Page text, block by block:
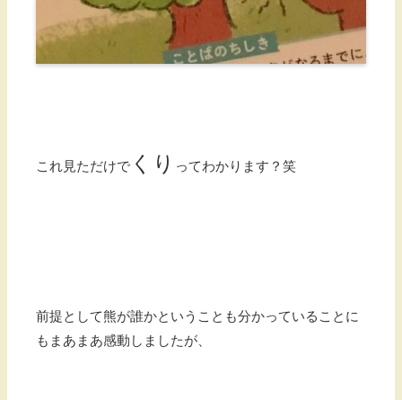
これ見ただけで くり ってわかります？笑
前提として熊が誰かということも分かっていることに
もまあまあ感動しましたが、